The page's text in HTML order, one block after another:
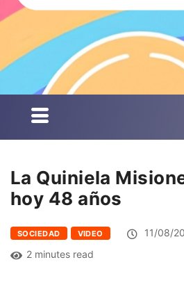
La Quiniela
hoy 48 años
SOCIEDAD VIDEO 11/08/
2 minutes read